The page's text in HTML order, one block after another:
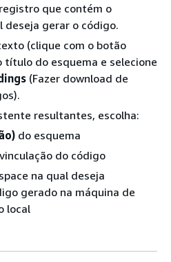
que contém o
deseja gerar o código.
(clique com o botão
título do esquema e selecione
(Fazer download de
resultantes, escolha:
do esquema
do código
na qual deseja
gerado na máquina de
local